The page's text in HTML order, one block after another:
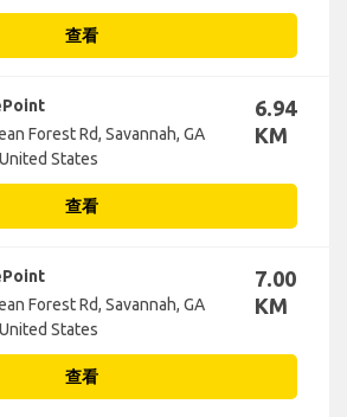
查看
Forest Rd, Savannah, GA
States
6.94
KM
查看
Forest Rd, Savannah, GA
States
7.00
KM
查看